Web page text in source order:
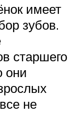
имеет
зубов.
старшего
они
не